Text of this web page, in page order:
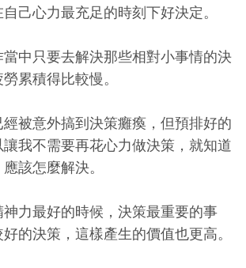
己心力最充足的時刻下好決定。
當中只要去解決那些相對小事情的決
累積得比較慢。
經被意外搞到決策癱瘓，但預排好的
我不需要再花心力做決策，就知道
該怎麼解決。
神力最好的時候，決策最重要的事
的決策，這樣產生的價值也更高。